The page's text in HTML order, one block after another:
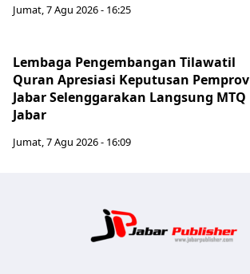
Jumat, 7 Agu 2026 - 16:25
Lembaga Pengembangan Tilawatil
Quran Apresiasi Keputusan Pemprov
Jabar Selenggarakan Langsung MTQ
Jabar
Jumat, 7 Agu 2026 - 16:09